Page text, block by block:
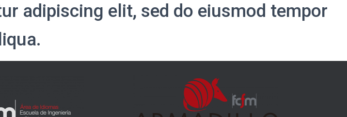
adipiscing elit, sed do eiusmod tempor